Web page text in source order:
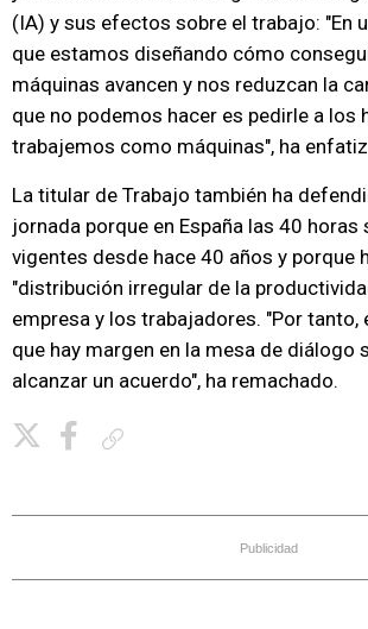
(IA) y sus efectos sobre el trabajo: "En
que estamos diseñando cómo
máquinas avancen y nos reduzcan la
que no podemos hacer es pedirle a los
trabajemos como máquinas", ha
La titular de Trabajo también ha
jornada porque en España las 40 horas
vigentes desde hace 40 años y porque
"distribución irregular de la
empresa y los trabajadores. "Por tanto,
que hay margen en la mesa de diálogo
alcanzar un acuerdo", ha remachado.
Publicidad